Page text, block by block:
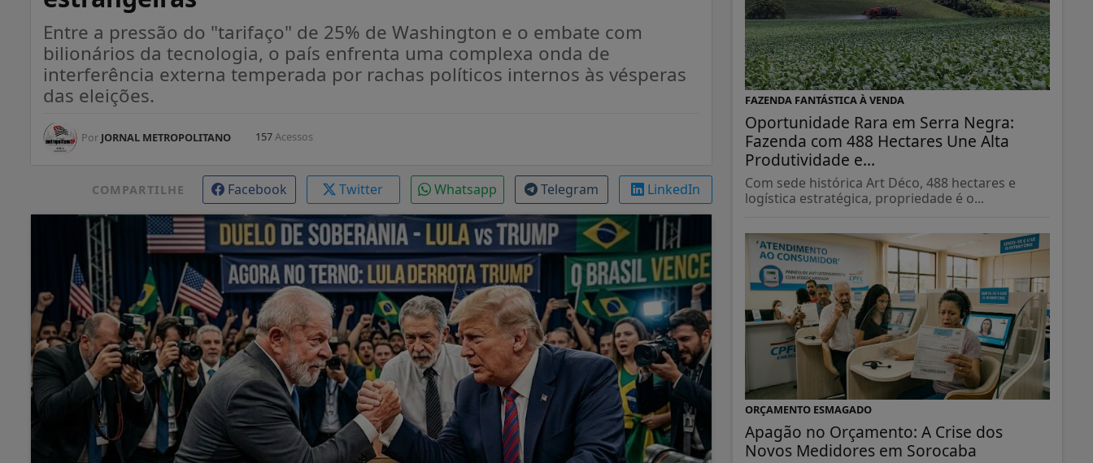
Entre a pressão do "tarifaço" de 25% de Washington e o embate com
bilionários da tecnologia, o país enfrenta uma complexa onda de
interferência externa temperada por rachas políticos internos às vésperas
das eleições.
Por JORNAL METROPOLITANO 157Acessos
COMPARTILHE Facebook Twitter Whatsapp Telegram LinkedIn
FAZENDA FANTÁSTICA À VENDA
Oportunidade Rara em Serra Negra:
Fazenda com 488 Hectares Une Alta
Produtividade e...
Com sede histórica Art Déco, 488 hectares e
logística estratégica, propriedade é o...
ORÇAMENTO ESMAGADO
Apagão no Orçamento: A Crise dos
Novos Medidores em Sorocaba